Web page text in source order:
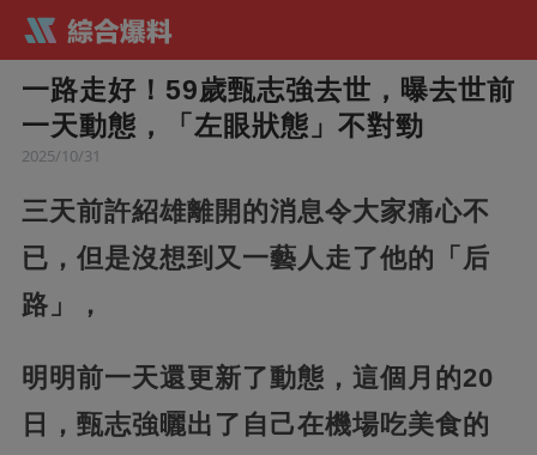
一路走好！59歲甄志強去世，曝去世前
一天動態，「左眼狀態」不對勁
2025/10/31
三天前許紹雄離開的消息令大家痛心不
已，但是沒想到又一藝人走了他的「后
路」，
明明前一天還更新了動態，這個月的20
日，甄志強曬出了自己在機場吃美食的